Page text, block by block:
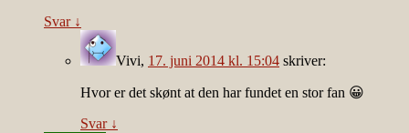
Svar ↓
Vivi, 17. juni 2014 kl. 15:04 skriver:
Hvor er det skønt at den har fundet en stor fan 😀
Svar ↓